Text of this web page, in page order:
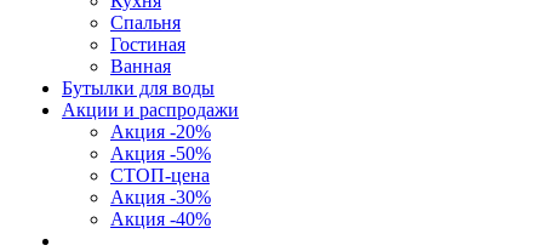
Спальня
Гостиная
Ванная
Бутылки для воды
Акции и распродажи
Акция -20%
Акция -50%
СТОП-цена
Акция -30%
Акция -40%